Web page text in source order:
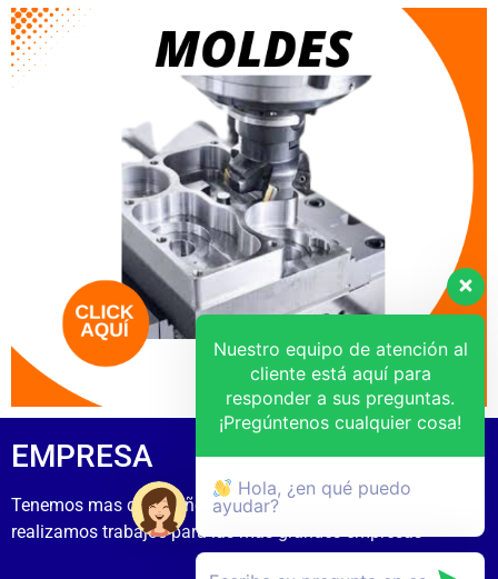
EMPRESA
Tenemos mas de 15 años de experiecia
realizamos trabajos para las mas grandes empresas
Nuestro equipo de atención al
cliente está aquí para
responder a sus preguntas.
¡Pregúntenos cualquier cosa!
Hola, ¿en qué puedo
ayudar?